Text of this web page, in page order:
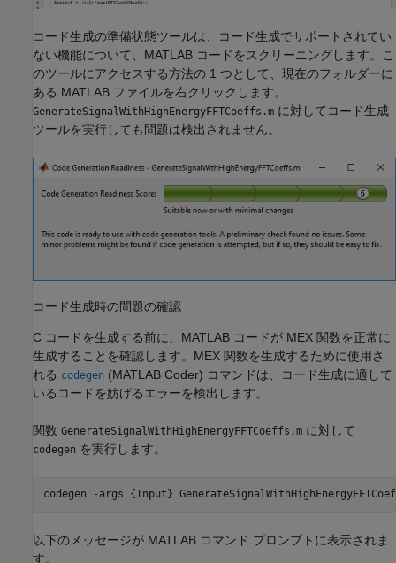
コード生成の準備状態ツールは、コード生成でサポートされてい
ない機能について、MATLAB コードをスクリーニングします。こ
のツールにアクセスする方法の 1 つとして、現在のフォルダーに
ある MATLAB ファイルを右クリックします。
GenerateSignalWithHighEnergyFFTCoeffs.m に対してコード生成
ツールを実行しても問題は検出されません。
コード生成時の問題の確認
C コードを生成する前に、MATLAB コードが MEX 関数を正常に
生成することを確認します。MEX 関数を生成するために使用さ
れる codegen (MATLAB Coder) コマンドは、コード生成に適して
いるコードを妨げるエラーを検出します。
関数 GenerateSignalWithHighEnergyFFTCoeffs.m に対して
codegen を実行します。
codegen -args {Input}
以下のメッセージが MATLAB コマンド プロンプトに表示されま
す。